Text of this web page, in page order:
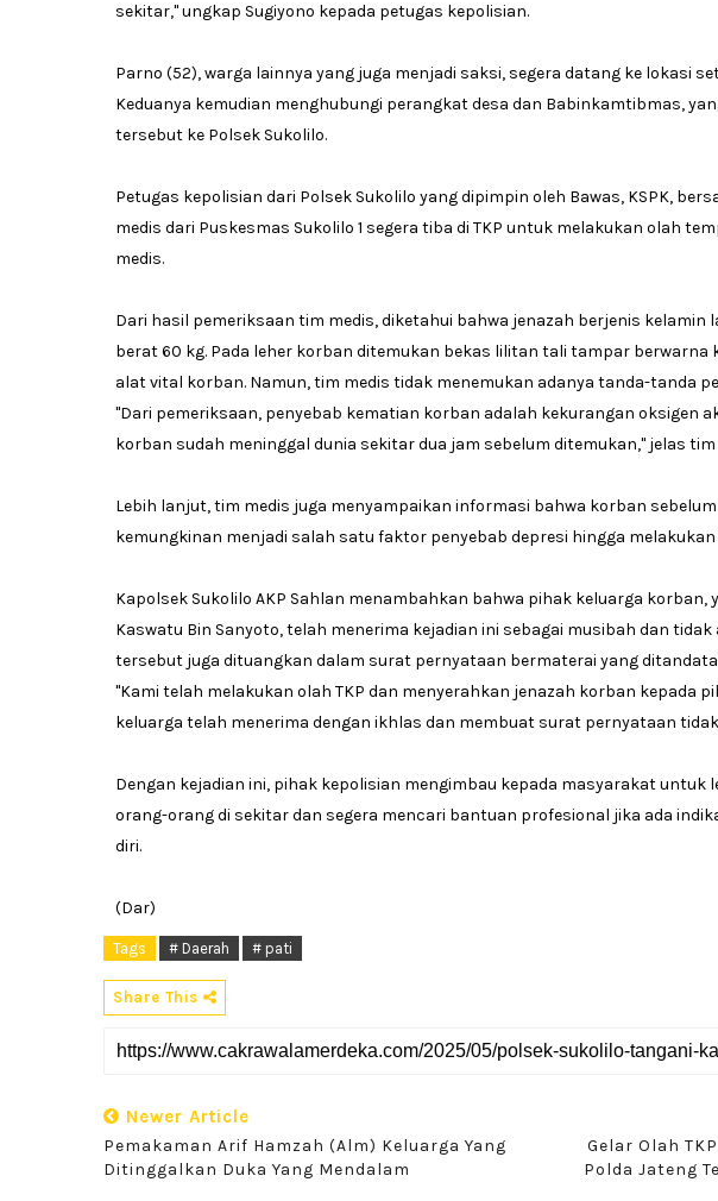
sekitar," ungkap Sugiyono kepada petugas kepolisian.
Parno (52), warga lainnya yang juga menjadi saksi, segera datang ke lokasi
Keduanya kemudian menghubungi perangkat desa dan Babinkamtibmas,
tersebut ke Polsek Sukolilo.
Petugas kepolisian dari Polsek Sukolilo yang dipimpin oleh Bawas, KSPK,
medis dari Puskesmas Sukolilo 1 segera tiba di TKP untuk melakukan olah
medis.
Dari hasil pemeriksaan tim medis, diketahui bahwa jenazah berjenis kelamin
berat 60 kg. Pada leher korban ditemukan bekas lilitan tali tampar berwarna
alat vital korban. Namun, tim medis tidak menemukan adanya tanda-tanda
"Dari pemeriksaan, penyebab kematian korban adalah kekurangan oksigen
korban sudah meninggal dunia sekitar dua jam sebelum ditemukan," jelas tim
Lebih lanjut, tim medis juga menyampaikan informasi bahwa korban
kemungkinan menjadi salah satu faktor penyebab depresi hingga
Kapolsek Sukolilo AKP Sahlan menambahkan bahwa pihak keluarga
Kaswatu Bin Sanyoto, telah menerima kejadian ini sebagai musibah dan
tersebut juga dituangkan dalam surat pernyataan bermaterai yang
"Kami telah melakukan olah TKP dan menyerahkan jenazah korban kepada
keluarga telah menerima dengan ikhlas dan membuat surat pernyataan
Dengan kejadian ini, pihak kepolisian mengimbau kepada masyarakat untuk
orang-orang di sekitar dan segera mencari bantuan profesional jika ada
diri.
(Dar)
Tags # Daerah # pati
Share This
Newer Article
Pemakaman Arif Hamzah (alm) Keluarga Yang
Ditinggalkan Duka Yang Mendalam
Gelar Olah
Polda Jateng